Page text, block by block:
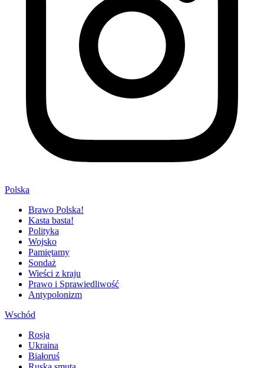
Polska
Brawo Polska!
Kasta basta!
Polityka
Wojsko
Pamiętamy
Sondaż
Wieści z kraju
Prawo i Sprawiedliwość
Antypolonizm
Wschód
Rosja
Ukraina
Białoruś